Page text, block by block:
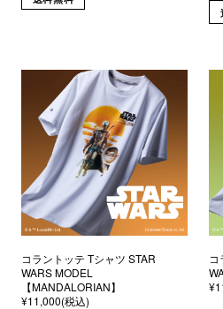
コラントッテ Tシャツ STAR
WARS MODEL
【MANDALORIAN】
¥11,000(税込)